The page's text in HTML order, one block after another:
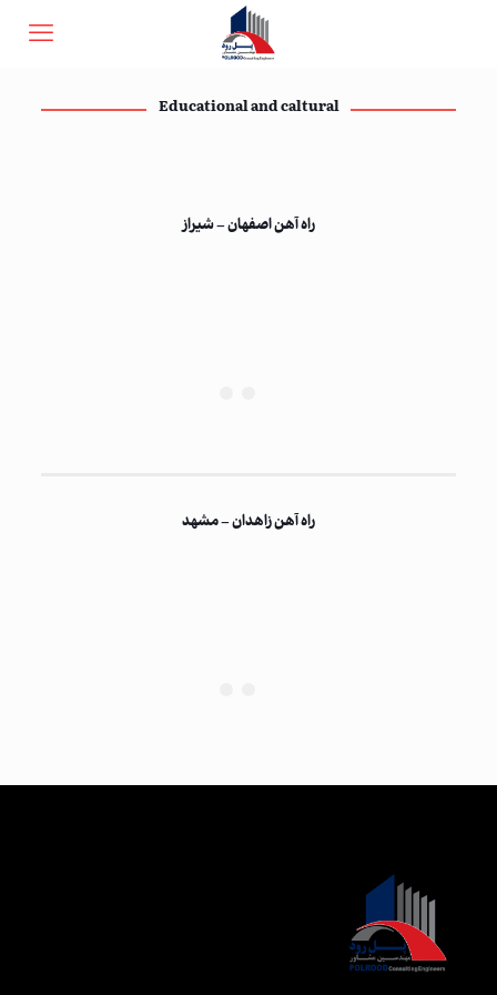
Educational and caltural
راه آهن اصفهان – شیراز
راه آهن زاهدان – مشهد